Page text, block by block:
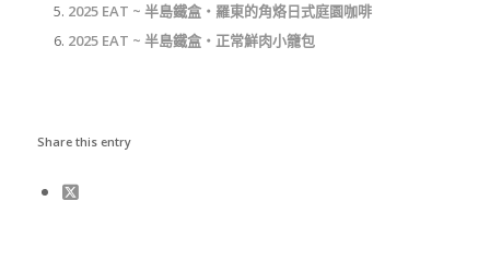
2025 EAT ~ 半島鐵盒‧羅東的角烙日式庭園咖啡
2025 EAT ~ 半島鐵盒‧正常鮮肉小籠包
Share this entry